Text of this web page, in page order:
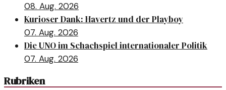
08. Aug. 2026
Kurioser Dank: Havertz und der Playboy
07. Aug. 2026
Die UNO im Schachspiel internationaler Politik
07. Aug. 2026
Rubriken